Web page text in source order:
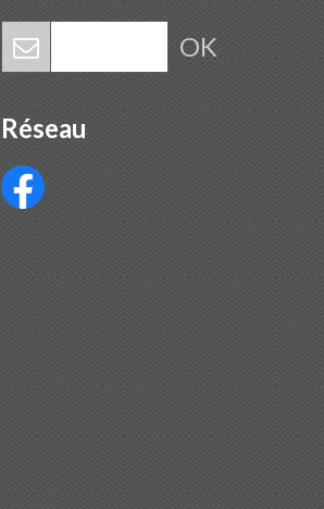
OK
Réseau